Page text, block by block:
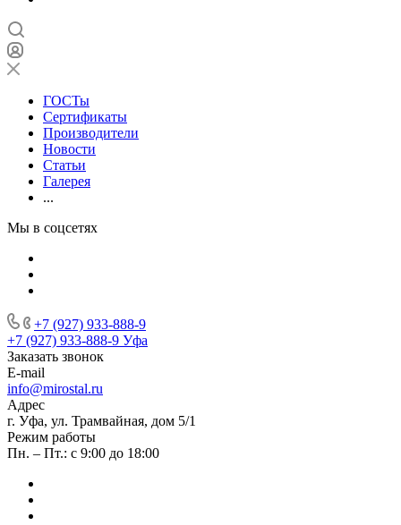
ГОСТы
Сертификаты
Производители
Новости
Статьи
Галерея
...
Мы в соцсетях
+7 (927) 933-888-9
+7 (927) 933-888-9 Уфа
Заказать звонок
E-mail
info@mirostal.ru
Адрес
г. Уфа, ул. Трамвайная, дом 5/1
Режим работы
Пн. – Пт.: с 9:00 до 18:00